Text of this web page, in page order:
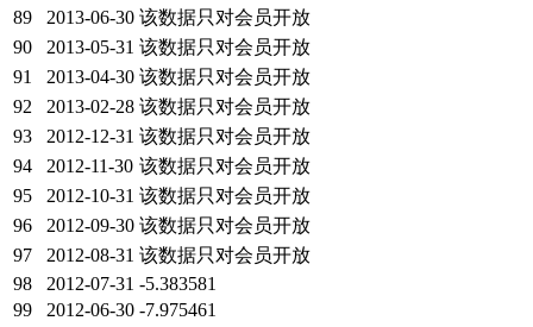
89
2013-06-30 该数据只对会员开放
90
2013-05-31 该数据只对会员开放
91
2013-04-30 该数据只对会员开放
92
2013-02-28 该数据只对会员开放
93
2012-12-31 该数据只对会员开放
94
2012-11-30 该数据只对会员开放
95
2012-10-31 该数据只对会员开放
96
2012-09-30 该数据只对会员开放
97
2012-08-31 该数据只对会员开放
98
2012-07-31 -5.383581
99
2012-06-30 -7.975461